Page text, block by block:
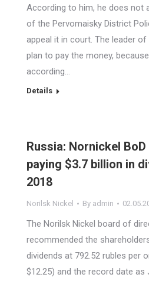
According to him, he does not
of the Pervomaisky District
appeal it in court. The leader
plan to pay the money,
according…
Details
Russia: Nornickel
paying $3.7 billion in
2018
Norilsk Nickel By admin
The Norilsk Nickel board of
recommended the
dividends at 792.52 rubles per
$12.25) and the record date as